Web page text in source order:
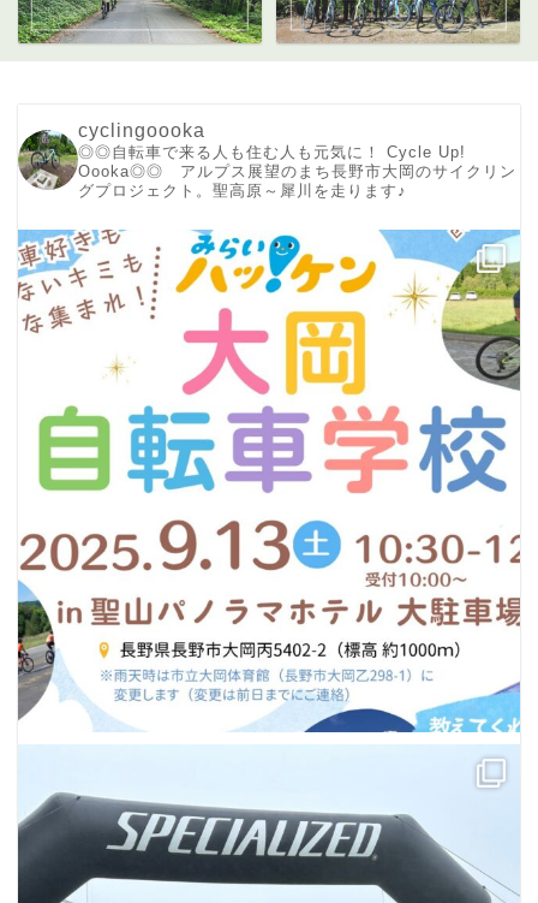
cyclingoooka
◎◎自転車で来る人も住む人も元気に！ Cycle Up!
Oooka◎◎ アルプス展望のまち長野市大岡のサイクリン
グプロジェクト。聖高原～犀川を走ります♪